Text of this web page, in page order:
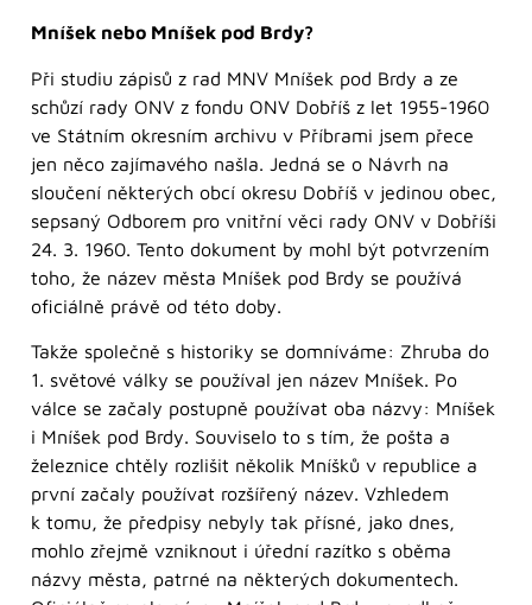
Mníšek nebo Mníšek pod Brdy?
Při studiu zápisů z rad MNV Mníšek pod Brdy a ze
schůzí rady ONV z fondu ONV Dobříš z let 1955-1960
ve Státním okresním archivu v Příbrami jsem přece
jen něco zajímavého našla. Jedná se o Návrh na
sloučení některých obcí okresu Dobříš v jedinou obec,
sepsaný Odborem pro vnitřní věci rady ONV v Dobříši
24. 3. 1960. Tento dokument by mohl být potvrzením
toho, že název města Mníšek pod Brdy se používá
oficiálně právě od této doby.
Takže společně s historiky se domníváme: Zhruba do
1. světové války se používal jen název Mníšek. Po
válce se začaly postupně používat oba názvy: Mníšek
i Mníšek pod Brdy. Souviselo to s tím, že pošta a
železnice chtěly rozlišit několik Mníšků v republice a
první začaly používat rozšířený název. Vzhledem
k tomu, že předpisy nebyly tak přísné, jako dnes,
mohlo zřejmě vzniknout i úřední razítko s oběma
názvy města, patrné na některých dokumentech.